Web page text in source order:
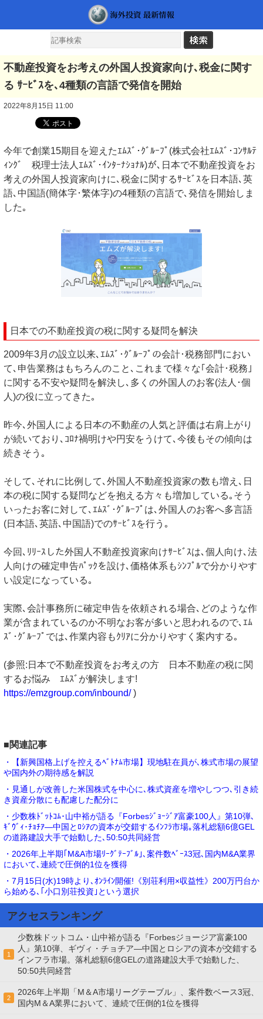
不動産投資をお考えの外国人投資家向け､税金に関す
る ｻｰﾋﾞｽを､4種類の言語で発信を開始
2022年8月15日 11:00
今年で創業15期目を迎えたｴﾑｽﾞ･ｸﾞﾙｰﾌﾟ(株式会社ｴﾑｽﾞ･ｺﾝｻﾙﾃ
ｨﾝｸﾞ 税理士法人ｴﾑｽﾞ･ｲﾝﾀｰﾅｼｮﾅﾙ)が､日本で不動産投資をお
考えの外国人投資家向けに､税金に関するｻｰﾋﾞｽを日本語､英
語､中国語(簡体字･繁体字)の4種類の言語で､発信を開始しま
した｡
日本での不動産投資の税に関する疑問を解決
2009年3月の設立以来､ｴﾑｽﾞ･ｸﾞﾙｰﾌﾟの会計･税務部門におい
て､申告業務はもちろんのこと､これまで様々な｢会計･税務｣
に関する不安や疑問を解決し､多くの外国人のお客(法人･個
人)の役に立ってきた｡
昨今､外国人による日本の不動産の人気と評価は右肩上がり
が続いており､ｺﾛﾅ禍明けや円安をうけて､今後もその傾向は
続きそう｡
そして､それに比例して､外国人不動産投資家の数も増え､日
本の税に関する疑問などを抱える方々も増加している｡そう
いったお客に対して､ｴﾑｽﾞ･ｸﾞﾙｰﾌﾟは､外国人のお客へ多言語
(日本語､英語､中国語)でのｻｰﾋﾞｽを行う｡
今回､ﾘﾘｰｽした外国人不動産投資家向けｻｰﾋﾞｽは､個人向け､法
人向けの確定申告ﾊﾟｯｸを設け､価格体系もｼﾝﾌﾟﾙで分かりやす
い設定になっている｡
実際､会計事務所に確定申告を依頼される場合､どのような作
業が含まれているのか不明なお客が多いと思われるので､ｴﾑ
ｽﾞ･ｸﾞﾙｰﾌﾟでは､作業内容もｸﾘｱに分かりやすく案内する｡
(参照:日本で不動産投資をお考えの方 日本不動産の税に関
するお悩み ｴﾑｽﾞが解決します!
https://emzgroup.com/inbound/)
■関連記事
・【新興国格上げを控えるﾍﾞﾄﾅﾑ市場】現地駐在員が､株式市場の展望
や国内外の期待感を解説
・見通しが改善した米国株式を中心に､株式資産を増やしつつ､引き続
き資産分散にも配慮した配分に
・少数株ﾄﾞｯﾄｺﾑ･山中裕が語る『Forbesｼﾞｮｰｼﾞｱ富豪100人』第10弾､
ｷﾞｳﾞｨ･ﾁｮﾁｱ―中国とﾛｼｱの資本が交錯するｲﾝﾌﾗ市場｡落札総額6億GEL
の道路建設大手で始動した､50:50共同経営
・2026年上半期｢M&A市場ﾘｰｸﾞﾃｰﾌﾞﾙ｣､案件数ﾍﾞｰｽ3冠､国内M&A業界
において､連続で圧倒的1位を獲得
・7月15日(水)19時より､ｵﾝﾗｲﾝ開催!《別荘利用×収益性》200万円台か
ら始める､｢小口別荘投資｣という選択
アクセスランキング
1
少数株ドットコム・山中裕が語る『Forbesジョージア富豪100
人』第10弾、ギヴィ・チョチア―中国とロシアの資本が交錯する
インフラ市場。落札総額6億GELの道路建設大手で始動した、
50:50共同経営
2
2026年上半期「M＆A市場リーグテーブル」、案件数ベース3冠、
国内M＆A業界において、連続で圧倒的1位を獲得